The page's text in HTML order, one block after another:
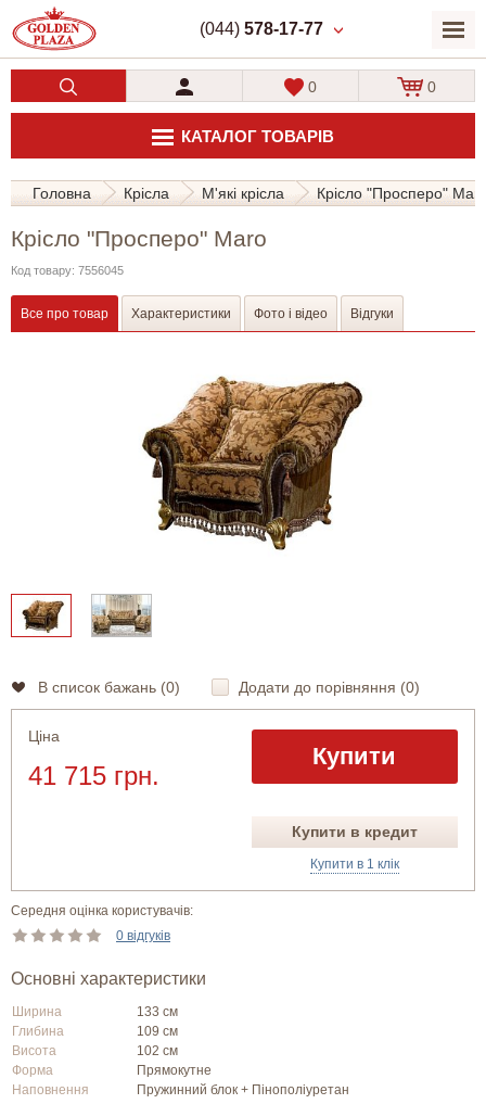
(044) 578-17-77
КАТАЛОГ ТОВАРІВ
0 0
Головна Крісла М'які крісла Крісло "Просперо"
Крісло "Просперо" Maro
Код товару: 7556045
Все про товар Характеристики Фото і відео Відгуки
В список бажань (0) Додати до порівняння (0)
Ціна
41 715 грн.
Купити
Купити в кредит
Купити в 1 клік
Середня оцінка користувачів:
0 відгуків
Основні характеристики
Ширина
133 см
Глибина
109 см
Висота
102 см
Форма
Прямокутне
Наповнення
Пружинний блок + Пінополіуретан